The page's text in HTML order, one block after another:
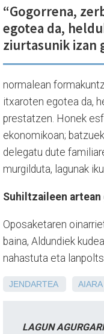
“Gogorrena,
egotea da,
ziurtasunik izan
normalean
itxaroten egotea da,
prestatzen. Honek
ekonomikoan;
delegatu dute
murgilduta, lagunak
Suhiltzaileen artean
Oposaketaren
baina, Aldundiek
nahastuta eta
JENDARTEA AIARA
LAGUN